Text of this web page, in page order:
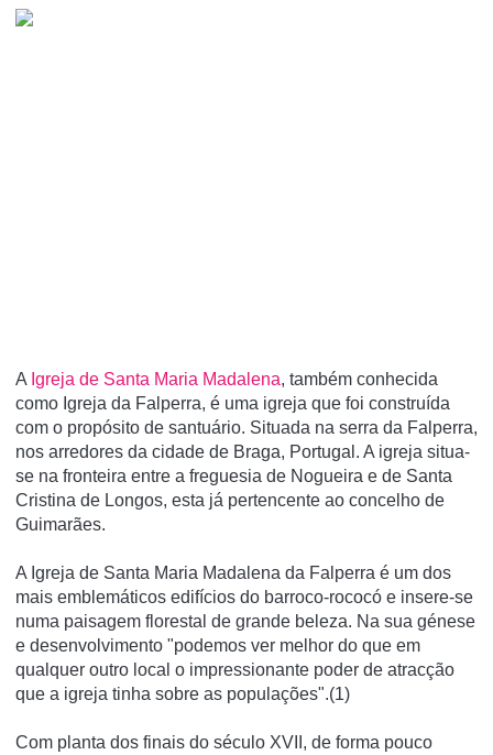
A Igreja de Santa Maria Madalena, também conhecida
como Igreja da Falperra, é uma igreja que foi construí­da
com o propósito de santuário. Situada na serra da Falperra,
nos arredores da cidade de Braga, Portugal. A igreja situa-
se na fronteira entre a freguesia de Nogueira e de Santa
Cristina de Longos, esta já pertencente ao concelho de
Guimarães.
A Igreja de Santa Maria Madalena da Falperra é um dos
mais emblemáticos edifícios do barroco-rococó e insere-se
numa paisagem florestal de grande beleza. Na sua génese
e desenvolvimento "podemos ver melhor do que em
qualquer outro local o impressionante poder de atracção
que a igreja tinha sobre as populações".(1)
Com planta dos finais do século XVII, de forma pouco